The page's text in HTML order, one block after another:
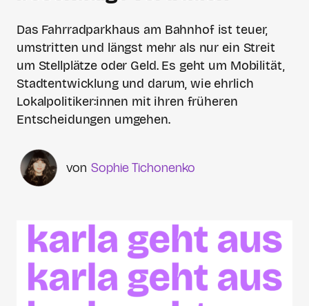
Das Fahrradparkhaus am Bahnhof ist teuer,
umstritten und längst mehr als nur ein Streit
um Stellplätze oder Geld. Es geht um Mobilität,
Stadtentwicklung und darum, wie ehrlich
Lokalpolitiker:innen mit ihren früheren
Entscheidungen umgehen.
Sophie Tichonenko